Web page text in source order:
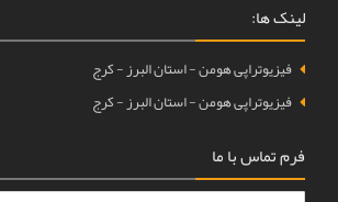
ها:
فیزیوتراپی هومن - استان البرز - کرج
فیزیوتراپی هومن - استان البرز - کرج
تماس با ما